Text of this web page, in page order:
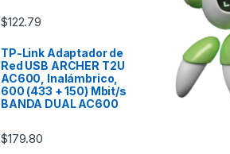
$122.79
TP-Link Adaptador de
Red USB ARCHER T2U
AC600, Inalámbrico,
600 (433 + 150) Mbit/s
BANDA DUAL AC600
$179.80